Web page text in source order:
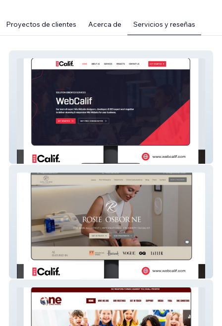
Proyectos de clientes Acerca de Servicios y reseñas
WebCalif
ROSIE OSBORNE UK